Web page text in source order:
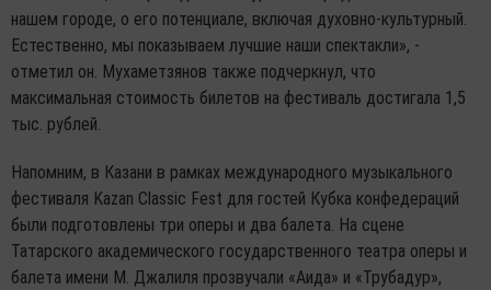
нашем городе, о его потенциале, включая духовно-культурный.
Естественно, мы показываем лучшие наши спектакли», -
отметил он. Мухаметзянов также подчеркнул, что
максимальная стоимость билетов на фестиваль достигала 1,5
тыс. рублей.
Напомним, в Казани в рамках международного музыкального
фестиваля Kazan Classic Fest для гостей Кубка конфедераций
были подготовлены три оперы и два балета. На сцене
Татарского академического государственного театра оперы и
балета имени М. Джалиля прозвучали «Аида» и «Трубадур»,